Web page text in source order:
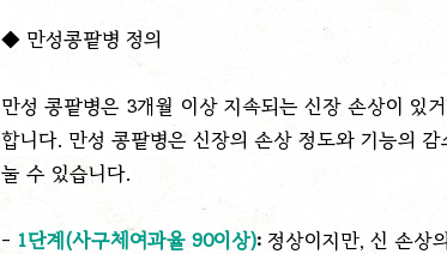
◆ 만성콩팥병 정의
만성 콩팥병은 3개월 이상 지속되는 신장 손상이 있
합니다. 만성 콩팥병은 신장의 손상 정도와 기능의
눌 수 있습니다.
- 1단계(사구체여과율 90이상): 정상이지만, 신 손상